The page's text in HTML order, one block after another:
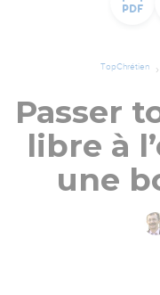
TopChrétien
Passer
libre à
une